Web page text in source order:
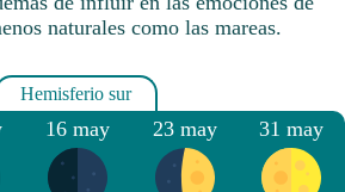
naturales como las mareas.
16 may 23 may 31 may